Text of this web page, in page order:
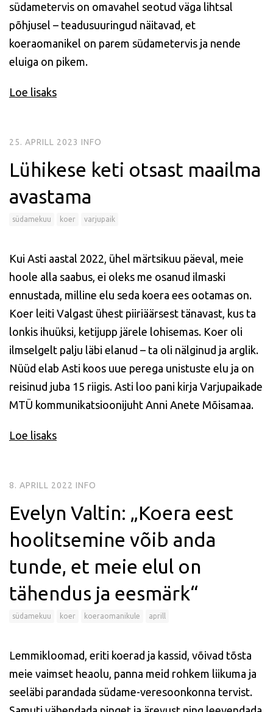
südametervis on omavahel seotud väga lihtsal
põhjusel – teadusuuringud näitavad, et
koeraomanikel on parem südametervis ja nende
eluiga on pikem.
Loe lisaks
25. APRILL 2023 INFO
Lühikese keti otsast maailma
avastama
südamekuu koer varjupaik
Kui Asti aastal 2022, ühel märtsikuu päeval, meie
hoole alla saabus, ei oleks me osanud ilmaski
ennustada, milline elu seda koera ees ootamas on.
Koer leiti Valgast ühest piiriäärsest tänavast, kus ta
lonkis ihuüksi, ketijupp järele lohisemas. Koer oli
ilmselgelt palju läbi elanud – ta oli nälginud ja arglik.
Nüüd elab Asti koos uue perega unistuste elu ja on
reisinud juba 15 riigis. Asti loo pani kirja Varjupaikade
MTÜ kommunikatsioonijuht Anni Anete Mõisamaa.
Loe lisaks
8. APRILL 2022 INFO
Evelyn Valtin: „Koera eest
hoolitsemine võib anda
tunde, et meie elul on
tähendus ja eesmärk“
südamekuu koer koeraomanikule aprill
Lemmikloomad, eriti koerad ja kassid, võivad tõsta
meie vaimset heaolu, panna meid rohkem liikuma ja
seeläbi parandada südame-veresoonkonna tervist.